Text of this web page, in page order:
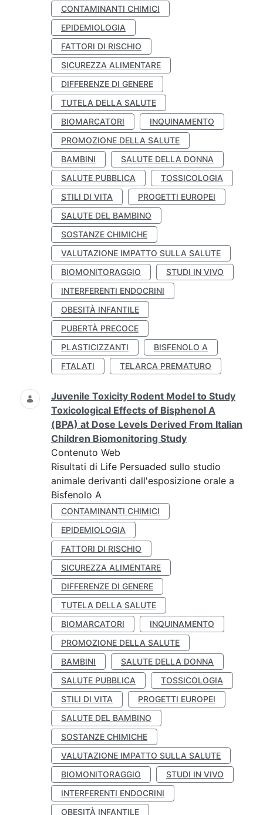
CONTAMINANTI CHIMICI
EPIDEMIOLOGIA
FATTORI DI RISCHIO
SICUREZZA ALIMENTARE
DIFFERENZE DI GENERE
TUTELA DELLA SALUTE
BIOMARCATORI
INQUINAMENTO
PROMOZIONE DELLA SALUTE
BAMBINI
SALUTE DELLA DONNA
SALUTE PUBBLICA
TOSSICOLOGIA
STILI DI VITA
PROGETTI EUROPEI
SALUTE DEL BAMBINO
SOSTANZE CHIMICHE
VALUTAZIONE IMPATTO SULLA SALUTE
BIOMONITORAGGIO
STUDI IN VIVO
INTERFERENTI ENDOCRINI
OBESITÀ INFANTILE
PUBERTÀ PRECOCE
PLASTICIZZANTI
BISFENOLO A
FTALATI
TELARCA PREMATURO
Juvenile Toxicity Rodent Model to Study
Toxicological Effects of Bisphenol A
(BPA) at Dose Levels Derived From Italian
Children Biomonitoring Study
Contenuto Web
Risultati di Life Persuaded sullo studio
animale derivanti dall'esposizione orale a
Bisfenolo A
CONTAMINANTI CHIMICI
EPIDEMIOLOGIA
FATTORI DI RISCHIO
SICUREZZA ALIMENTARE
DIFFERENZE DI GENERE
TUTELA DELLA SALUTE
BIOMARCATORI
INQUINAMENTO
PROMOZIONE DELLA SALUTE
BAMBINI
SALUTE DELLA DONNA
SALUTE PUBBLICA
TOSSICOLOGIA
STILI DI VITA
PROGETTI EUROPEI
SALUTE DEL BAMBINO
SOSTANZE CHIMICHE
VALUTAZIONE IMPATTO SULLA SALUTE
BIOMONITORAGGIO
STUDI IN VIVO
INTERFERENTI ENDOCRINI
OBESITÀ INFANTILE